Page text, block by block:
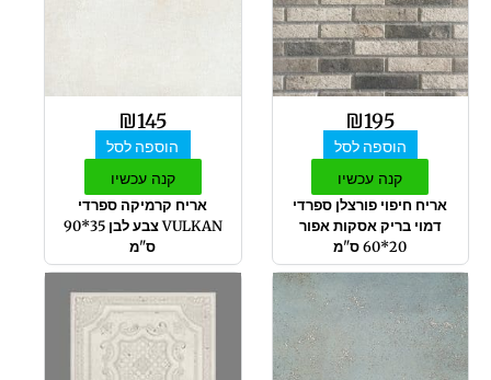
₪195
הוספה לסל
קנה עכשיו
אריח חיפוי פורצלן ספרדי
דמוי בריק אסקות אפור
20*60 ס"מ
₪145
הוספה לסל
קנה עכשיו
אריח קרמיקה ספרדי
VULKAN צבע לבן 35*90
ס"מ